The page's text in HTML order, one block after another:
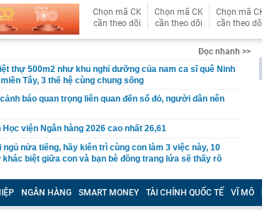
Chọn mã CK
cần theo dõi
Chọn mã CK
cần theo dõi
Chọn mã
cần theo
Đọc nhanh >>
thự 500m2 như khu nghỉ dưỡng của nam ca sĩ quê Ninh
Tây, 3 thế hệ cùng chung sống
báo quan trọng liên quan đến sổ đỏ, người dân nên
viện Ngân hàng 2026 cao nhất 26,61
nửa tiếng, hãy kiên trì cùng con làm 3 việc này, 10
biệt giữa con và bạn bè đồng trang lứa sẽ thấy rõ
hạ tầng sạc xe điện trên cao tốc Bắc - Nam?
'sờ gáy': Bảo Tín Mạnh Hải, Mi Hồng làm ăn ra sao?
NGÂN HÀNG SMART MONEY TÀI CHÍNH QUỐC TẾ VĨ MÔ